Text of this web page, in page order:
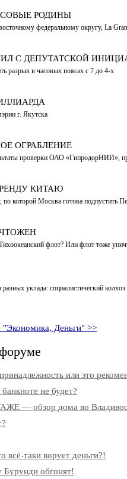
РОДИНЫ
федеральному округу, La
С ДЕПУТАТСКОЙ
разрыв в часовых поясах с 7 до 4-х
г. Якутска
ОГРАБЛЕНИЕ
проверки ОАО «ГипродорНИИ»,
КИТАЮ
которой Москва готова подпустить
флот? Или флот тоже
уклада: социалистический колхоз
"Экономика, Деньги" >>
или это
не будет?
— обзор дома во
таки ворует деньги?!
Бурунди обгонят!